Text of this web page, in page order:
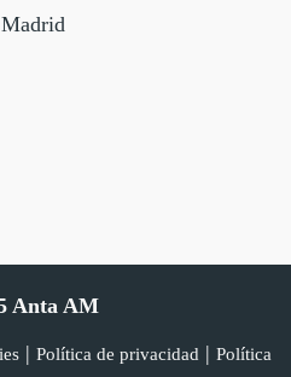
Anta AM
| Política de privacidad | Política